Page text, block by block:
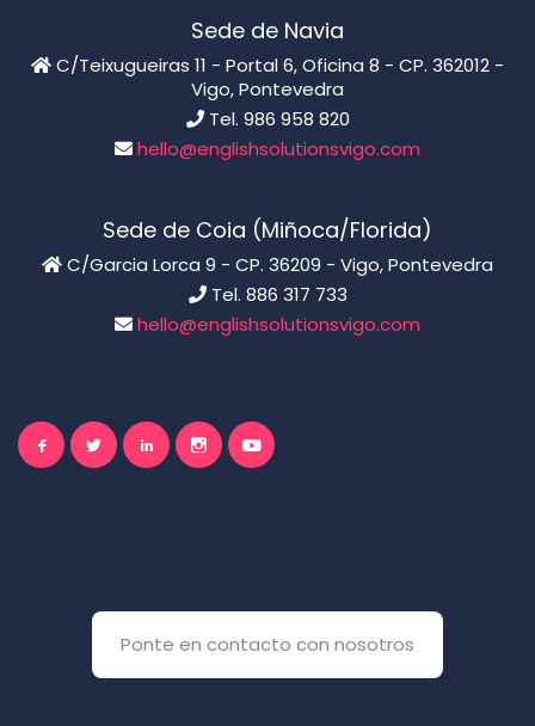
Sede de Navia
C/Teixugueiras 11 - Portal 6, Oficina 8 - CP. 362012 -
Vigo, Pontevedra
Tel. 986 958 820
hello@englishsolutionsvigo.com
Sede de Coia (Miñoca/Florida)
C/Garcia Lorca 9 - CP. 36209 - Vigo, Pontevedra
Tel. 886 317 733
hello@englishsolutionsvigo.com
Ponte en contacto con nosotros